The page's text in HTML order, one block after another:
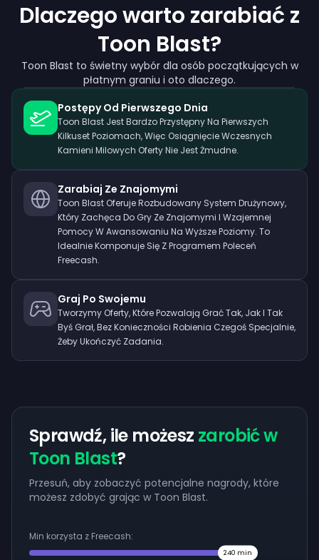
Dlaczego warto zarabiać z
Toon Blast?
Toon Blast to świetny wybór dla osób początkujących w
płatnym graniu i oto dlaczego.
Postępy Od Pierwszego Dnia
Toon Blast Jest Bardzo Przystępny Na Pierwszych
Kilkuset Poziomach, Więc Osiągnięcie Wczesnych
Kamieni Milowych Oferty Nie Jest Żmudne.
Zarabiaj Ze Znajomymi
Toon Blast Oferuje Rozbudowany System Drużynowy,
Który Zachęca Do Gry Ze Znajomymi I Wzajemnej
Pomocy W Awansowaniu Na Wyższe Poziomy. To
Idealnie Komponuje Się Z Programem Poleceń
Freecash.
Graj Po Swojemu
Tworzymy Oferty, Które Pozwalają Grać Tak, Jak I Tak
Byś Grał, Bez Konieczności Robienia Czegoś Specjalnie,
Żeby Ukończyć Zadania.
Sprawdź, ile możesz zarobić w
Toon Blast?
Przesuń, aby zobaczyć potencjalne nagrody, które
możesz zdobyć grając w Toon Blast.
Min korzysta z Freecash:
240 min